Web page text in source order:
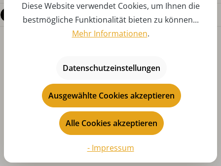
Fragen zum Produkt
Produktgalerie überspringen
Das könnte Ihnen auch gefallen
Diese Website verwendet Cookies, um Ihnen die
bestmögliche Funktionalität bieten zu können...
Mehr Informationen.
Datenschutzeinstellungen
Ausgewählte Cookies akzeptieren
Alle Cookies akzeptieren
- Impressum